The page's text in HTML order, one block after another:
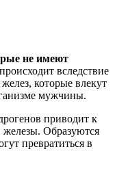
не имеют
вследствие
которые влекут
мужчины.
приводит к
железы. Образуются
превратиться в